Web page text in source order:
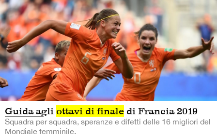
Guida agli ottavi di finale di Francia 2019
Squadra per squadra, speranze e difetti delle 16 migliori del
Mondiale femminile.